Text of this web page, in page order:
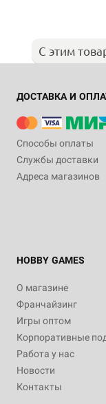
С этим
ДОСТАВКА И
Способы оплаты
Службы доставки
Адреса магазинов
HOBBY GAMES
О магазине
Франчайзинг
Игры оптом
Корпоративные
Работа у нас
Новости
Контакты